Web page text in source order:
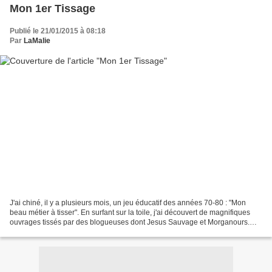
Mon 1er Tissage
Publié le 21/01/2015 à 08:18
Par LaMalie
J'ai chiné, il y a plusieurs mois, un jeu éducatif des années 70-80 : "Mon
beau métier à tisser". En surfant sur la toile, j'ai découvert de magnifiques
ouvrages tissés par des blogueuses dont Jesus Sauvage et Morganours.